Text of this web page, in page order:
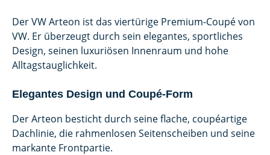
Der VW Arteon ist das viertürige Premium-Coupé von
VW. Er überzeugt durch sein elegantes, sportliches
Design, seinen luxuriösen Innenraum und hohe
Alltagstauglichkeit.
Elegantes Design und Coupé-Form
Der Arteon besticht durch seine flache, coupéartige
Dachlinie, die rahmenlosen Seitenscheiben und seine
markante Frontpartie.